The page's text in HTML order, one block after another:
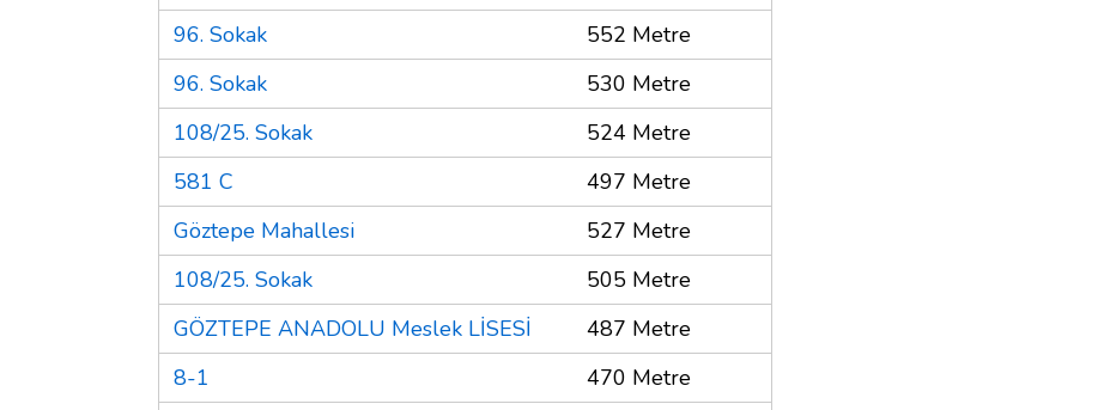
96. Sokak
552 Metre
96. Sokak
530 Metre
108/25. Sokak
524 Metre
581 C
497 Metre
Göztepe Mahallesi
527 Metre
108/25. Sokak
505 Metre
GÖZTEPE ANADOLU Meslek LİSESİ
487 Metre
8-1
470 Metre